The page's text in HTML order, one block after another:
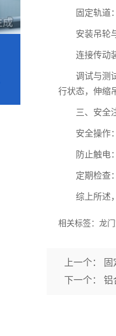
固定轨道：
安装吊轮与
连接传动装
调试与测试
行状态，伸缩
三、安全
安全操作：
防止触电：
定期检查：
综上所述，
相关标签：龙
上一个：
下一个： 铝